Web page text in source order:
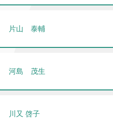
片山 泰輔
河島 茂生
川又 啓子